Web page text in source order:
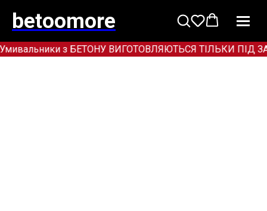
betoomore
з БЕТОНУ ВИГОТОВЛЯЮТЬСЯ ТІЛЬКИ ПІД